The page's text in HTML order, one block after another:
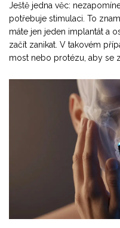
Ještě jedna věc:
potřebuje stimulaci. To
máte jen jeden implantát a
začít zanikat. V takovém
most nebo protézu, aby se